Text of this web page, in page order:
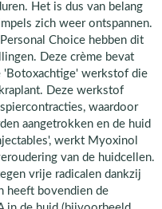
Het is dus van belang
zich weer ontspannen.
Choice hebben dit
Deze crème bevat
'Botoxachtige' werkstof die
Deze werkstof
waardoor
aangetrokken en de huid
werkt Myoxinol
van de huidcellen.
vrije radicalen dankzij
heeft bovendien de